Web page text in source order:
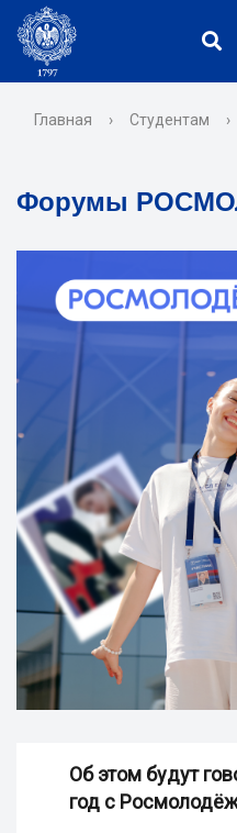
Главная › Студентам ›
Форумы
Об этом будут
год с